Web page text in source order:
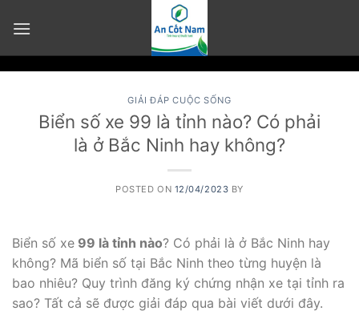
GIẢI ĐÁP CUỘC SỐNG
Biển số xe 99 là tỉnh nào? Có phải
là ở Bắc Ninh hay không?
POSTED ON 12/04/2023 BY
Biển số xe 99 là tỉnh nào? Có phải là ở Bắc Ninh hay
không? Mã biển số tại Bắc Ninh theo từng huyện là
bao nhiêu? Quy trình đăng ký chứng nhận xe tại tỉnh ra
sao? Tất cả sẽ được giải đáp qua bài viết dưới đây.